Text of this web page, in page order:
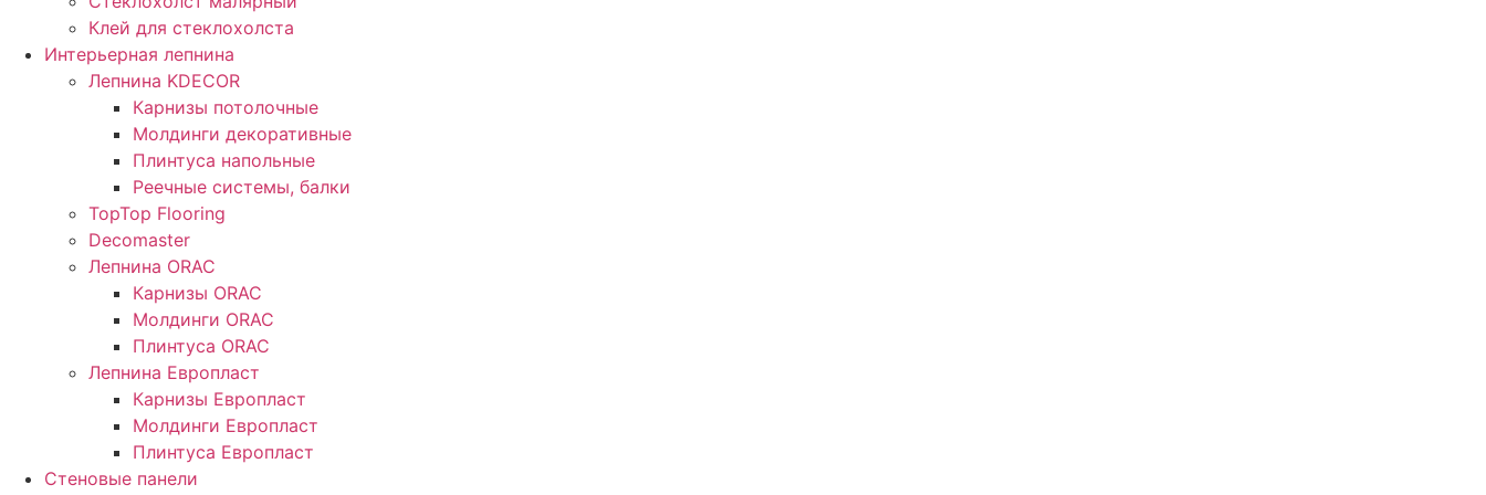
Клей для стеклохолста
Интерьерная лепнина
Лепнина KDECOR
Карнизы потолочные
Молдинги декоративные
Плинтуса напольные
Реечные системы, балки
TopTop Flooring
Decomaster
Лепнина ORAC
Карнизы ORAC
Молдинги ORAC
Плинтуса ORAC
Лепнина Европласт
Карнизы Европласт
Молдинги Европласт
Плинтуса Европласт
Стеновые панели